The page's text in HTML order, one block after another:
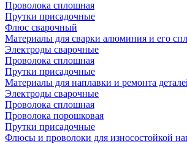
Проволока сплошная
Прутки присадочные
Флюс сварочный
Материалы для сварки алюминия и его
Электроды сварочные
Проволока сплошная
Прутки присадочные
Материалы для наплавки и ремонта
Электроды сварочные
Проволока сплошная
Проволока порошковая
Прутки присадочные
Флюсы и проволоки для износостойкой